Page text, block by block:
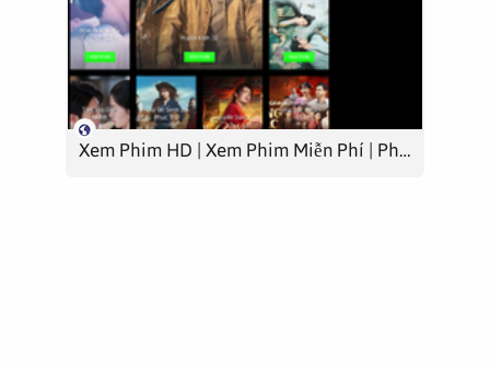
Xem Phim HD | Xem Phim Miễn Phí | Phim Vietsub - VietsubFilm